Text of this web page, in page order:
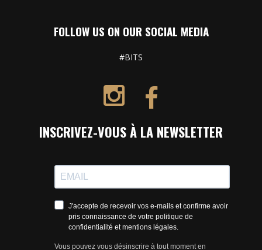
FOLLOW US ON OUR SOCIAL MEDIA
#BITS
INSCRIVEZ-VOUS À LA NEWSLETTER
J'accepte de recevoir vos e-mails et confirme avoir
pris connaissance de votre politique de
confidentialité et mentions légales.
Vous pouvez vous désinscrire à tout moment en